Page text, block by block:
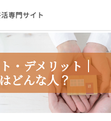
・デメリット｜
どんな人？